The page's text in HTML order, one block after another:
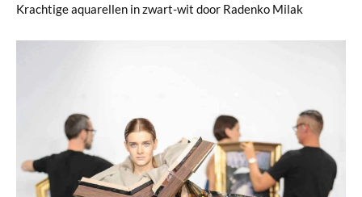
Krachtige aquarellen in zwart-wit door Radenko Milak